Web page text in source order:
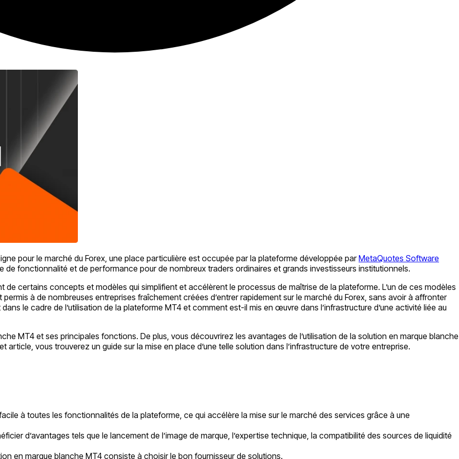
pour le marché du Forex, une place particulière est occupée par la plateforme développée parMetaQuotes Software
de fonctionnalité et de performance pour de nombreux traders ordinaires et grands investisseurs institutionnels.
certains concepts et modèles qui simplifient et accélèrent le processus de maîtrise de la plateforme. L’un de ces modèles
à de nombreuses entreprises fraîchement créées d’entrer rapidement sur le marché du Forex, sans avoir à affronter
le cadre de l’utilisation de la plateforme MT4 et comment est-il mis en œuvre dans l’infrastructure d’une activité liée au
MT4 et ses principales fonctions. De plus, vous découvrirez les avantages de l’utilisation de la solution en marque blanche
vous trouverez un guide sur la mise en place d’une telle solution dans l’infrastructure de votre entreprise.
à toutes les fonctionnalités de la plateforme, ce qui accélère la mise sur le marché des services grâce à une
d’avantages tels que le lancement de l’image de marque, l’expertise technique, la compatibilité des sources de liquidité
en marque blanche MT4 consiste à choisir le bon fournisseur de solutions.